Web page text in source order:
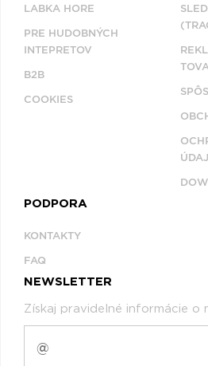
LABKA HORE
PRE HUDOBNÝCH
INTEPRETOV
B2B
COOKIES
PODPORA
KONTAKTY
FAQ
NEWSLETTER
Získaj pravidelné informácie o